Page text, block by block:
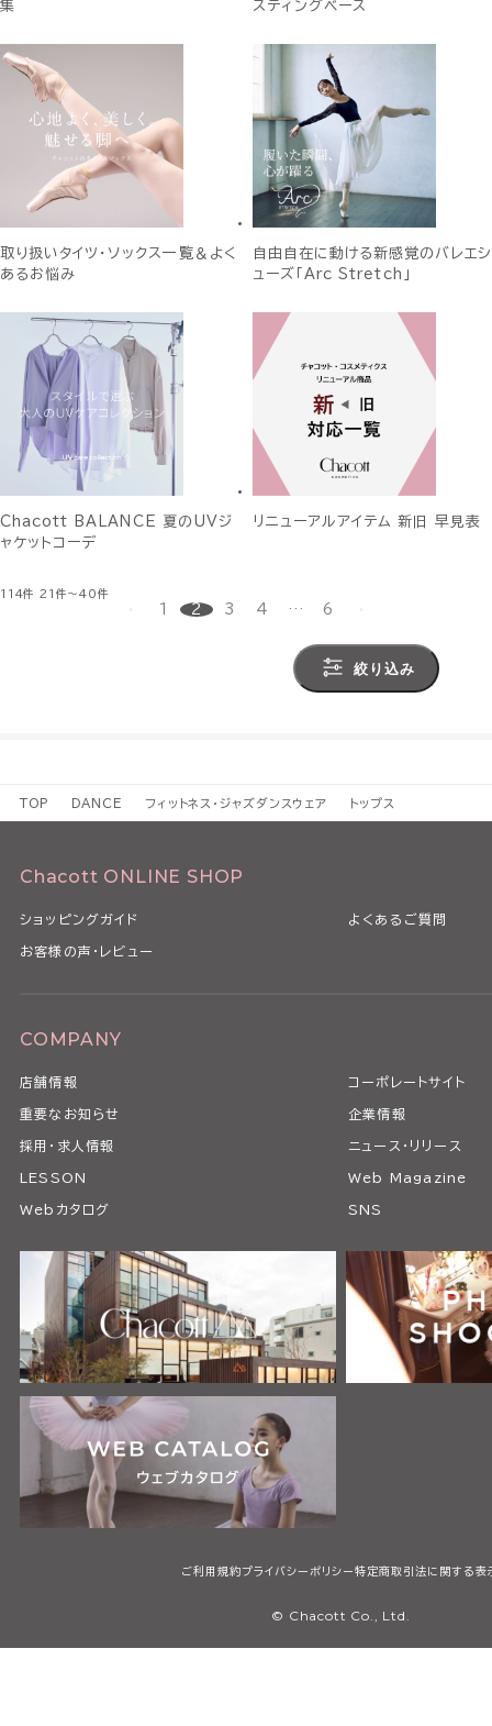
集 スティングベース
取り扱いタイツ・ソックス一覧＆よく
あるお悩み
自由自在に動ける新感覚のバレエシ
ューズ「Arc Stretch」
Chacott BALANCE 夏のUVジ
ャケットコーデ
リニューアルアイテム 新旧 早見表
114件 21件～40件
1 2 3 4 … 6
絞り込み
TOP DANCE フィットネス・ジャズダンスウェア トップス
Chacott ONLINE SHOP
ショッピングガイド よくあるご質問
お客様の声・レビュー
COMPANY
店舗情報 コーポレートサイト
重要なお知らせ 企業情報
採用・求人情報 ニュース・リリース
LESSON Web Magazine
Webカタログ SNS
ご利用規約プライバシーポリシー特定商取引法に関する表
© Chacott Co., Ltd.